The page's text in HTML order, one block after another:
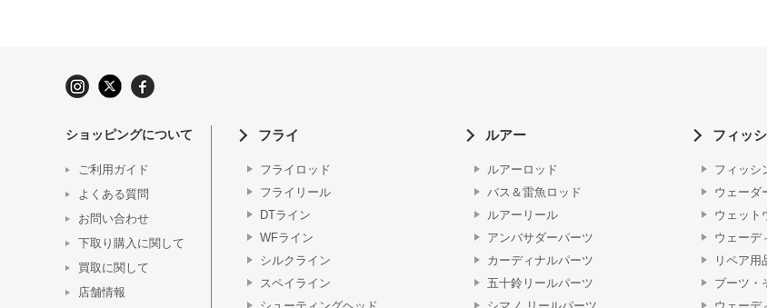
ショッピングについて
ご利用ガイド
よくある質問
お問い合わせ
下取り購入に関して
買取に関して
店舗情報
フライ
フライロッド
フライリール
DTライン
WFライン
シルクライン
スペイライン
ルアー
ルアーロッド
バス＆雷魚ロッド
ルアーリール
アンバサダーパーツ
カーディナルパーツ
五十鈴リールパーツ
フィッ
フィッシ
ウェーダ
ウェット
ウェーデ
リペア用
ブーツ・